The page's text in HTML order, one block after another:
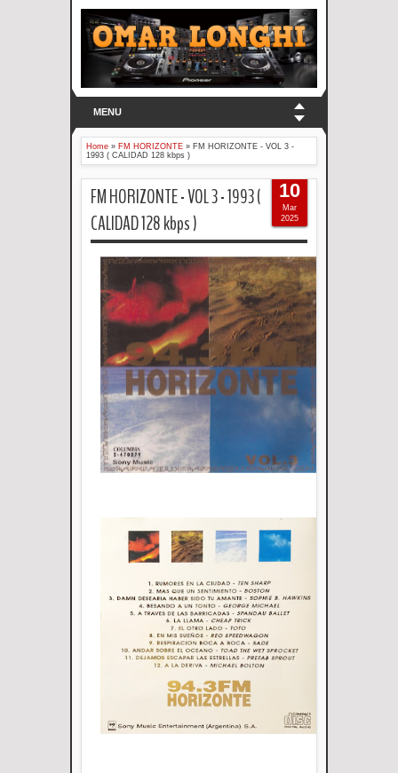
MENU
Home » FM HORIZONTE » FM HORIZONTE - VOL 3 -
1993 ( CALIDAD 128 kbps )
FM HORIZONTE - VOL 3 - 1993 (
CALIDAD 128 kbps )
10
Mar
2025